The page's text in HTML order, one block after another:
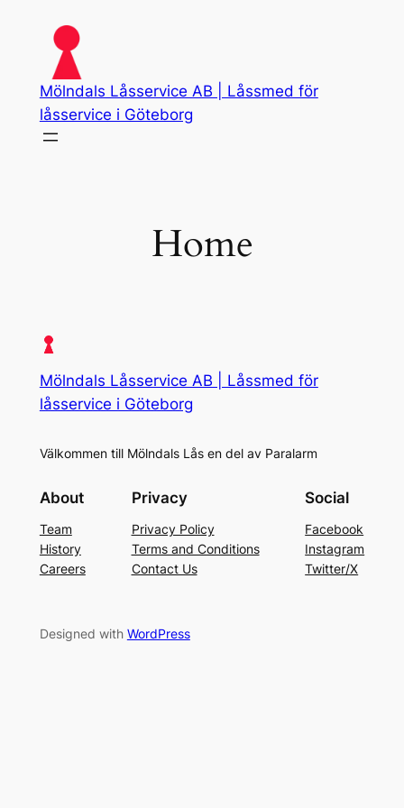
content
Mölndals Låsservice AB | Låssmed för
låsservice i Göteborg
Home
Mölndals Låsservice AB | Låssmed för
låsservice i Göteborg
Välkommen till Mölndals Lås en del av Paralarm
About
Team
History
Careers
Privacy
Privacy Policy
Terms and Conditions
Contact Us
Social
Facebook
Instagram
Twitter/X
Designed with WordPress